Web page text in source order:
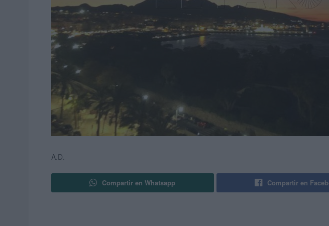
A.D.
Compartir en Whatsapp Compartir en